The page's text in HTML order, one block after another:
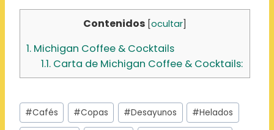
Contenidos [ocultar]
1. Michigan Coffee & Cocktails
1.1. Carta de Michigan Coffee & Cocktails:
Etiquetas
de
#Cafés #Copas #Desayunos #Helados